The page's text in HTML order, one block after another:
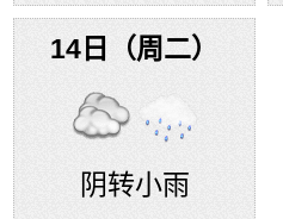
14日（周二）
阴转小雨